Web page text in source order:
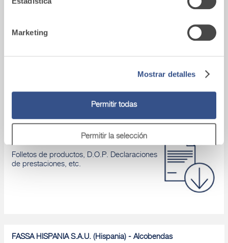
Marketing
Mostrar detalles
Permitir todas
Permitir la selección
Asistencia tecnica
Área de descarga
Folletos de productos, D.O.P. Declaraciones
de prestaciones, etc.
FASSA HISPANIA S.A.U. (Hispania) - Alcobendas